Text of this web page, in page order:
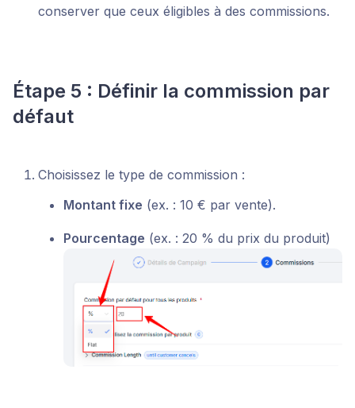
conserver que ceux éligibles à des commissions.
Étape 5 : Définir la commission par
défaut
Choisissez le type de commission :
Montant fixe (ex. : 10 € par vente).
Pourcentage (ex. : 20 % du prix du produit)